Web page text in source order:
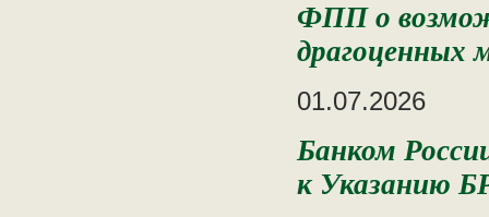
ФПП о
драгоценных
01.07.2026
Банком
к Указанию